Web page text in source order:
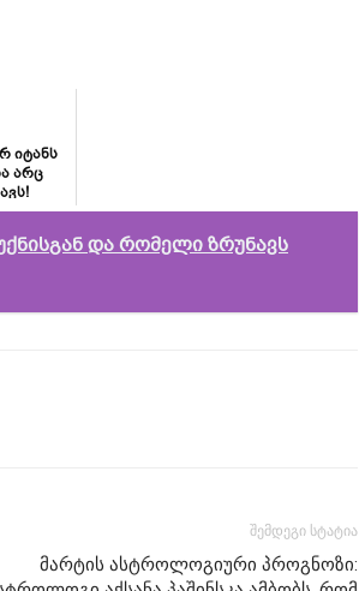
იტანს
არც
და რომელი ზრუნავს
შემდეგი სტატია
მარტის ასტროლოგიური პროგნოზი: